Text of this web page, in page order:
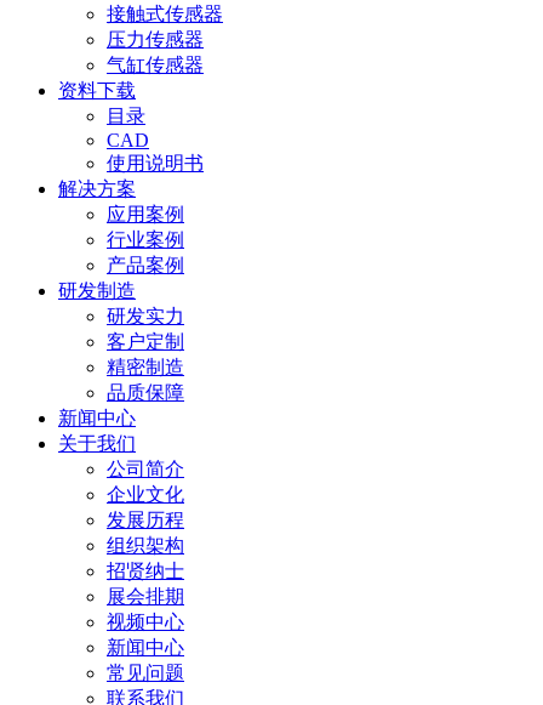
接触式传感器
压力传感器
气缸传感器
资料下载
目录
CAD
使用说明书
解决方案
应用案例
行业案例
产品案例
研发制造
研发实力
客户定制
精密制造
品质保障
新闻中心
关于我们
公司简介
企业文化
发展历程
组织架构
招贤纳士
展会排期
视频中心
新闻中心
常见问题
联系我们